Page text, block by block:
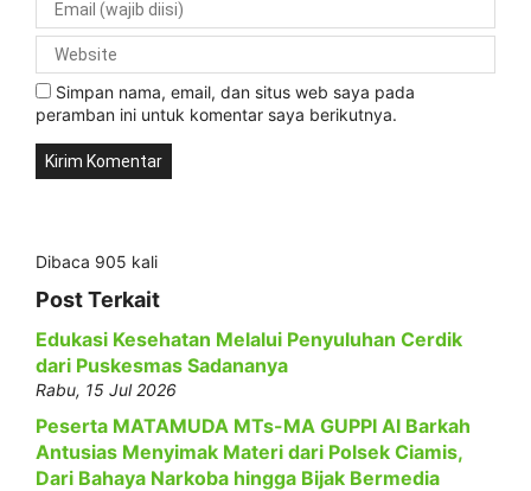
Simpan nama, email, dan situs web saya pada
peramban ini untuk komentar saya berikutnya.
Dibaca 905 kali
Post Terkait
Edukasi Kesehatan Melalui Penyuluhan Cerdik
dari Puskesmas Sadananya
Rabu, 15 Jul 2026
Peserta MATAMUDA MTs-MA GUPPI Al Barkah
Antusias Menyimak Materi dari Polsek Ciamis,
Dari Bahaya Narkoba hingga Bijak Bermedia